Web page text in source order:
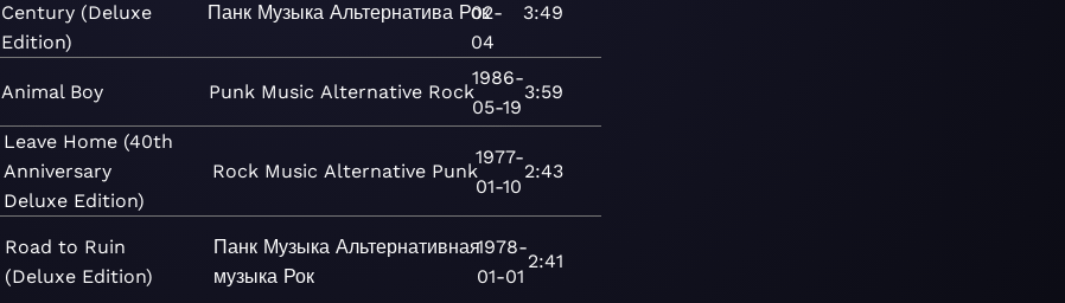
Century (Deluxe
Edition)
Панк Музыка Альтернатива Рок
02-
04
3:49
Animal Boy Punk Music Alternative Rock
1986-
05-19
3:59
Leave Home (40th
Anniversary
Deluxe Edition)
Rock Music Alternative Punk
1977-
01-10
2:43
Road to Ruin
(Deluxe Edition)
Панк Музыка Альтернативная
музыка Рок
1978-
01-01
2:41